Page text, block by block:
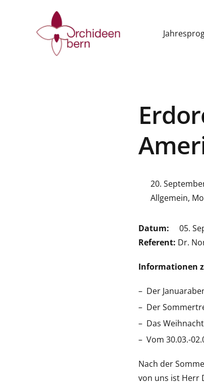
20.
Allgemein,
Datum: 05.
Referent: Dr.
Informationen
Der
Der
Das
Vom 30.03.-
Nach der
von uns ist Herr